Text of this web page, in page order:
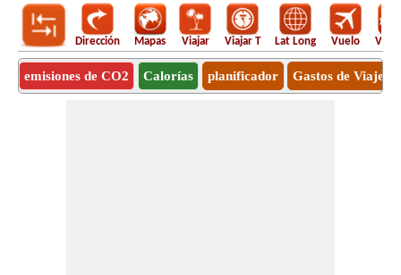
Dirección Mapas Viajar Viajar T Lat Long Vuelo
emisiones de CO2 Calorías planificador Gastos de Viaje